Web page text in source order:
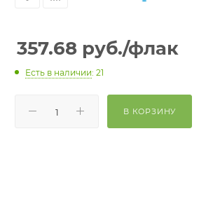
357.68руб./флак
Есть в наличии: 21
В КОРЗИНУ